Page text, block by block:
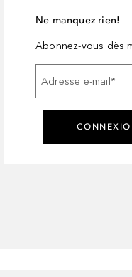
Ne manquez rien!
Abonnez-vous dès
Adresse e-mail *